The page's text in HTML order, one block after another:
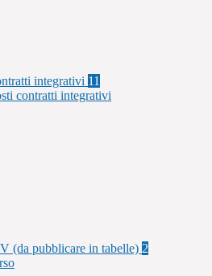
integrativi 11
contratti integrativi
(da pubblicare in tabelle) 2